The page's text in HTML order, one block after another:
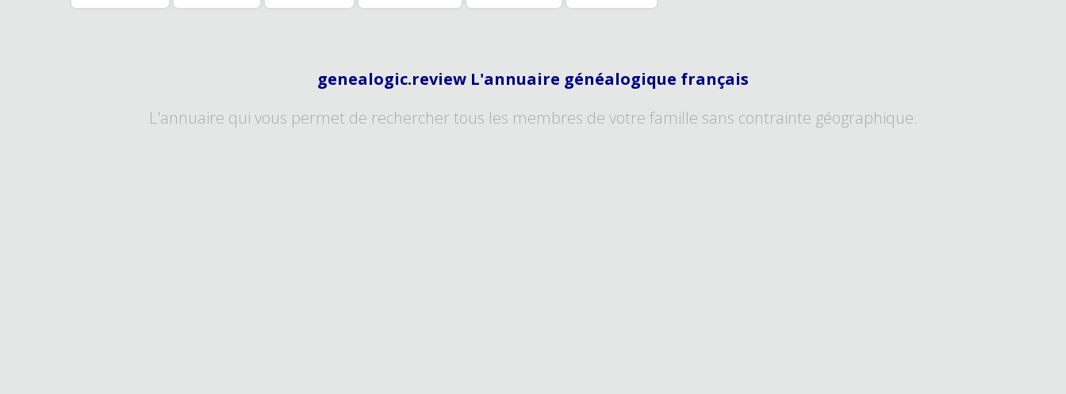
genealogic.review L'annuaire généalogique français
L'annuaire qui vous permet de rechercher tous les membres de votre famille sans contrainte géographique.